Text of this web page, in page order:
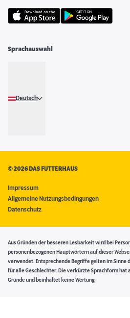
Sprachauswahl
Deutsch
©2026 DAS FUTTERHAUS
Impressum
Allgemeine Nutzungsbedingungen
Datenschutz
Aus Gründen der besseren Lesbarkeit wird bei
personenbezogenen Hauptwörtern auf dieser
verwendet. Entsprechende Begriffe gelten im Sinne
für alle Geschlechter. Die verkürzte Sprachform
Gründe und beinhaltet keine Wertung.